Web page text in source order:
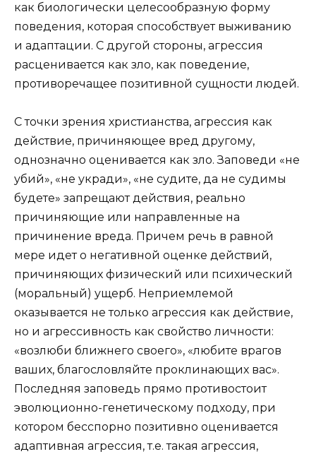
как биологически целесообразную форму
поведения, которая способствует выживанию
и адаптации. С другой стороны, агрессия
расценивается как зло, как поведение,
противоречащее позитивной сущности людей.
С точки зрения христианства, агрессия как
действие, причиняющее вред другому,
однозначно оценивается как зло. Заповеди «не
убий», «не укради», «не судите, да не судимы
будете» запрещают действия, реально
причиняющие или направленные на
причинение вреда. Причем речь в равной
мере идет о негативной оценке действий,
причиняющих физический или психический
(моральный) ущерб. Неприемлемой
оказывается не только агрессия как действие,
но и агрессивность как свойство личности:
«возлюби ближнего своего», «любите врагов
ваших, благословляйте проклинающих вас».
Последняя заповедь прямо противостоит
эволюционно-генетическому подходу, при
котором бесспорно позитивно оценивается
адаптивная агрессия, т.е. такая агрессия,